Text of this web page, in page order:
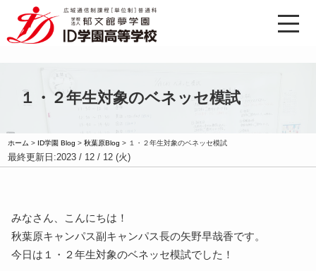
１・２年生対象のベネッセ模試
ホーム > ID学園 Blog >秋葉原Blog > １・２年生対象のベネッセ模試
最終更新日:2023 / 12 / 12 (火)
みなさん、こんにちは！
秋葉原キャンパス副キャンパス長の矢野早哉香です。
今日は１・２年生対象のベネッセ模試でした！